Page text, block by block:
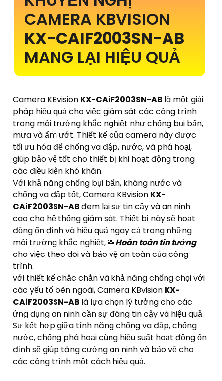
CAMERA KBVISION
KX-CAIF2003SN-AB
MANG LẠI HIỆU QUẢ
Camera KBvision KX-CAiF2003SN-AB là một giải
pháp hiệu quả cho việc giám sát các công trình
trong môi trường khắc nghiệt như chống bụi bẩn,
mưa và ẩm ướt. Thiết kế của camera này được
tối ưu hóa để chống va đập, nước, và phá hoại,
giúp bảo vệ tốt cho thiết bị khi hoạt động trong
các điều kiện khó khăn.
Với khả năng chống bụi bẩn, kháng nước và
chống va đập tốt, Camera KBvision KX-
CAiF2003SN-ABđem lại sự tin cậy và an ninh
cao cho hệ thống giám sát. Thiết bị này sẽ hoạt
động ổn định và hiệu quả ngay cả trong những
môi trường khắc nghiệt, 📸Hoàn toàn tin tưởng
cho việc theo dõi và bảo vệ an toàn của công
trình.
với thiết kế chắc chắn và khả năng chống chọi với
các yếu tố bên ngoài, Camera KBvision KX-
CAiF2003SN-AB là lựa chọn lý tưởng cho các
ứng dụng an ninh cần sự đáng tin cậy và hiệu quả.
Sự kết hợp giữa tính năng chống va đập, chống
nước, chống phá hoại cùng hiệu suất hoạt động ổn
định sẽ giúp tăng cường an ninh và bảo vệ cho
các công trình một cách hiệu quả.